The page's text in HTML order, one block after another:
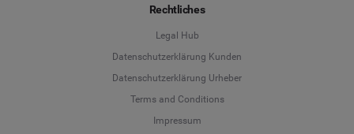
Rechtliches
Legal Hub
Datenschutzerklärung Kunden
Datenschutzerklärung Urheber
Terms and Conditions
Impressum